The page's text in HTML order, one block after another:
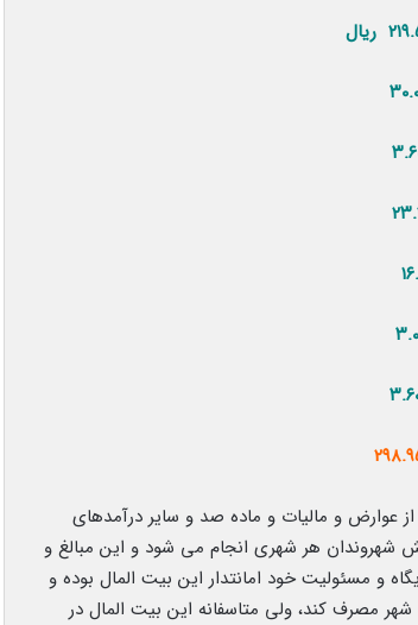
عوارض و مالیات و ماده صد و سایر درآمدهای
شهروندان هر شهری انجام می شود و این مبالغ و
و مسئولیت خود امانتدار این بیت المال بوده و
مصرف کند، ولی متاسفانه این بیت المال در